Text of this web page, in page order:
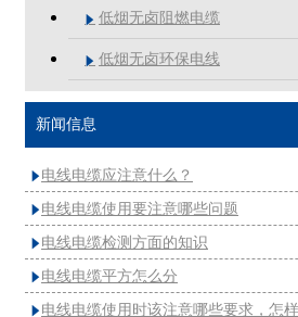
 低烟无卤阻燃电缆
 低烟无卤环保电线
新闻信息
 电线电缆应注意什么？
 电线电缆使用要注意哪些问题
 电线电缆检测方面的知识
 电线电缆平方怎么分
 电线电缆使用时该注意哪些要求，怎